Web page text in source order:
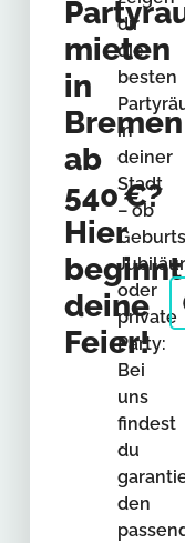
mieten
in
Bremen
ab
540 €?
Hier
beginnt
deine
Feier!
dir
die
besten
in
deiner
Stadt
– ob
oder
private
Party:
Bei
uns
findest
du
den